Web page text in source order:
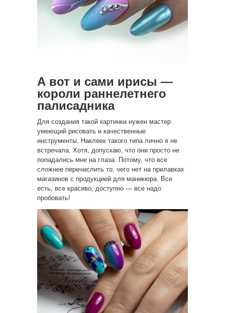
А вот и сами ирисы —
короли раннелетнего
палисадника
Для создания такой картинки нужен мастер
умеющий рисовать и качественные
инструменты. Наклеек такого типа лично я не
встречала. Хотя, допускаю, что они просто не
попадались мне на глаза. Потому, что все
сложнее перечислить то, чего нет на прилавках
магазинов с продукцией для маникюра. Все
есть, все красиво, доступно — все надо
пробовать!